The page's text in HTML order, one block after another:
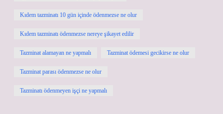
Kıdem tazminatı 10 gün içinde ödenmezse ne olur
Kıdem tazminatı ödenmezse nereye şikayet edilir
Tazminat alamayan ne yapmalı Tazminat ödemesi gecikirse ne olur
Tazminat parası ödenmezse ne olur
Tazminatı ödenmeyen işçi ne yapmalı